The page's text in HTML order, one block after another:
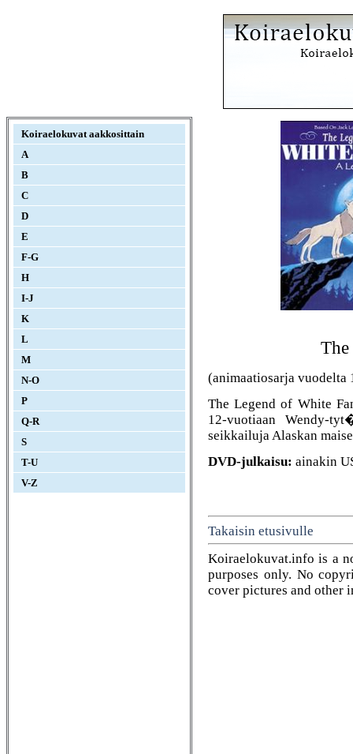
Koiraelokuvat aakkosittain
A
B
C
D
E
F-G
H
I-J
K
L
M
N-O
P
Q-R
S
T-U
V-Z
(animaatiosarja vuodelta
The Legend of White
12-vuotiaan Wendy-
seikkailuja Alaskan
DVD-julkaisu: ainakin
Takaisin etusivulle
Koiraelokuvat.info is a
purposes only. No
cover pictures and other